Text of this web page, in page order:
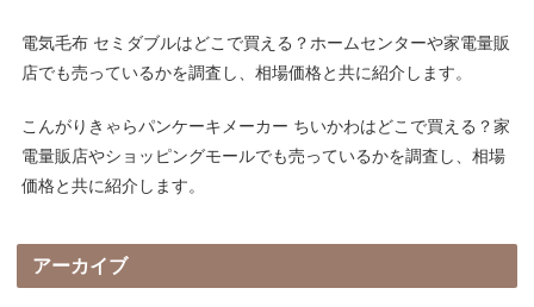
電気毛布 セミダブルはどこで買える？ホームセンターや家電量販
店でも売っているかを調査し、相場価格と共に紹介します。
こんがりきゃらパンケーキメーカー ちいかわはどこで買える？家
電量販店やショッピングモールでも売っているかを調査し、相場
価格と共に紹介します。
アーカイブ